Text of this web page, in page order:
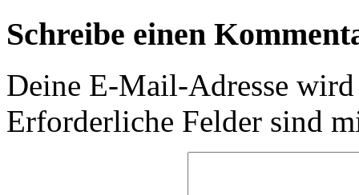
Schreibe einen
Deine E-Mail-Adresse
Erforderliche Felder sind